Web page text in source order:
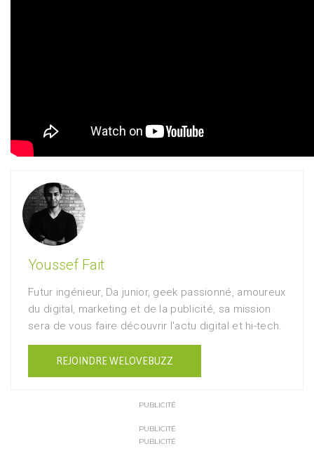
Youssef Fait
Futur ingénieur, Da junior, geek passionné, amoureux
du digital, marketing et de la publicité, sa mission
sera de vous faire découvrir l'actu digital et hi-tech.
REJOINDRE WELOVEBUZZ
PUBLICITÉ
PUBLICITÉ
PUBLICITÉ